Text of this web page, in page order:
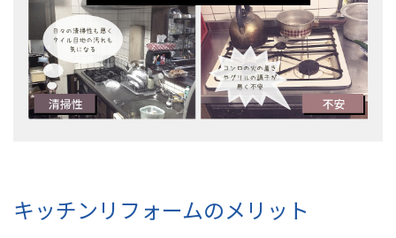
キッチンリフォームのメリット